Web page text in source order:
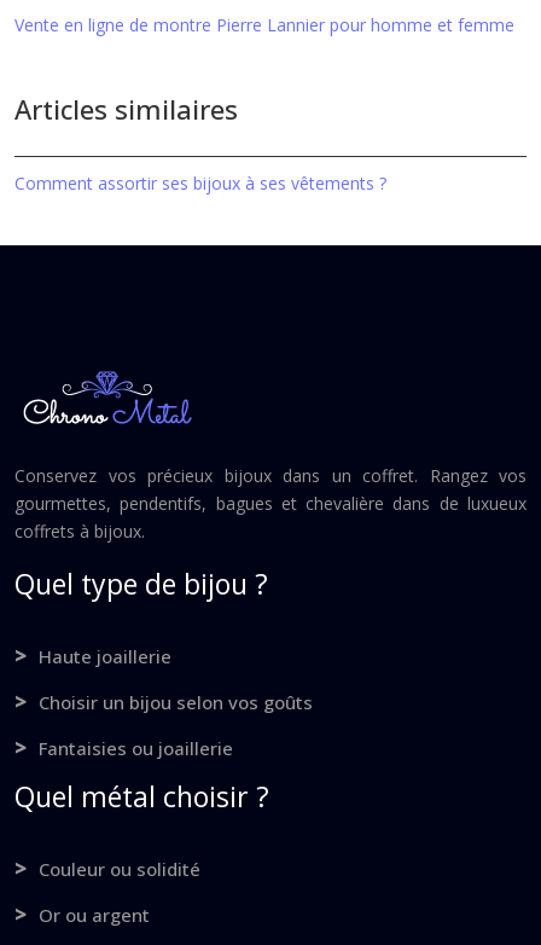
Vente en ligne de montre Pierre Lannier pour homme et femme
Articles similaires
Comment assortir ses bijoux à ses vêtements ?
Conservez vos précieux bijoux dans un coffret. Rangez vos
gourmettes, pendentifs, bagues et chevalière dans de luxueux
coffrets à bijoux.
Quel type de bijou ?
Haute joaillerie
Choisir un bijou selon vos goûts
Fantaisies ou joaillerie
Quel métal choisir ?
Couleur ou solidité
Or ou argent